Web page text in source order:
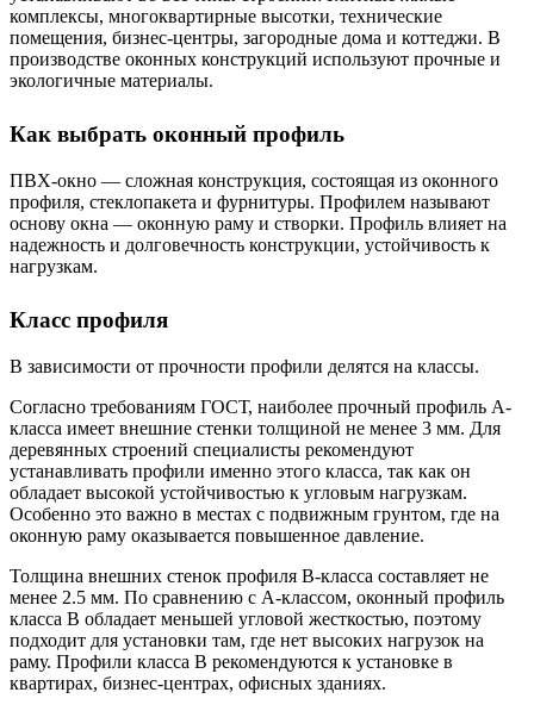
комплексы, многоквартирные высотки, технические
помещения, бизнес-центры, загородные дома и коттеджи. В
производстве оконных конструкций используют прочные и
экологичные материалы.
Как выбрать оконный профиль
ПВХ-окно — сложная конструкция, состоящая из оконного
профиля, стеклопакета и фурнитуры. Профилем называют
основу окна — оконную раму и створки. Профиль влияет на
надежность и долговечность конструкции, устойчивость к
нагрузкам.
Класс профиля
В зависимости от прочности профили делятся на классы.
Согласно требованиям ГОСТ, наиболее прочный профиль А-
класса имеет внешние стенки толщиной не менее 3 мм. Для
деревянных строений специалисты рекомендуют
устанавливать профили именно этого класса, так как он
обладает высокой устойчивостью к угловым нагрузкам.
Особенно это важно в местах с подвижным грунтом, где на
оконную раму оказывается повышенное давление.
Толщина внешних стенок профиля В-класса составляет не
менее 2.5 мм. По сравнению с А-классом, оконный профиль
класса В обладает меньшей угловой жесткостью, поэтому
подходит для установки там, где нет высоких нагрузок на
раму. Профили класса В рекомендуются к установке в
квартирах, бизнес-центрах, офисных зданиях.